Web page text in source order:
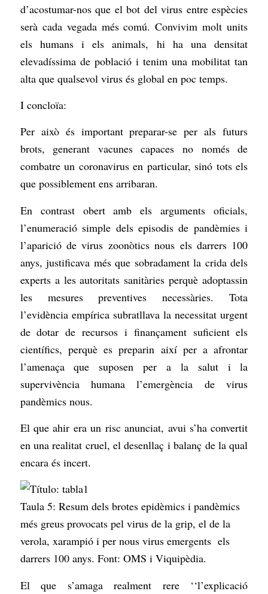
d’acostumar-nos que el bot del virus entre espècies
serà cada vegada més comú. Convivim molt units
els humans i els animals, hi ha una densitat
elevadíssima de població i tenim una mobilitat tan
alta que qualsevol virus és global en poc temps.
I concloïa:
Per això és important preparar-se per als futurs
brots, generant vacunes capaces no només de
combatre un coronavirus en particular, sinó tots els
que possiblement ens arribaran.
En contrast obert amb els arguments oficials,
l’enumeració simple dels episodis de pandèmies i
l’aparició de virus zoonòtics nous els darrers 100
anys, justificava més que sobradament la crida dels
experts a les autoritats sanitàries perquè adoptassin
les mesures preventives necessàries. Tota
l’evidència empírica subratllava la necessitat urgent
de dotar de recursos i finançament suficient els
científics, perquè es preparin així per a afrontar
l’amenaça que suposen per a la salut i la
supervivència humana l’emergència de virus
pandèmics nous.
El que ahir era un risc anunciat, avui s’ha convertit
en una realitat cruel, el desenllaç i balanç de la qual
encara és incert.
Taula 5: Resum dels brotes epidèmics i pandèmics
més greus provocats pel virus de la grip, el de la
verola, xarampió i per nous virus emergents els
darrers 100 anys. Font: OMS i Viquipèdia.
El que s’amaga realment rere ‘‘l’explicació